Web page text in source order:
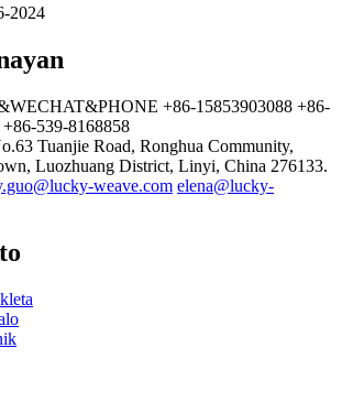
2024
+86-15853903088 +86-
+86-539-8168858
Tuanjie Road, Ronghua Community,
Luozhuang District, Linyi, China 276133.
weave.com elena@lucky-